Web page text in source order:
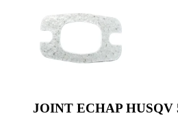
JOINT ECHAP HUSQV